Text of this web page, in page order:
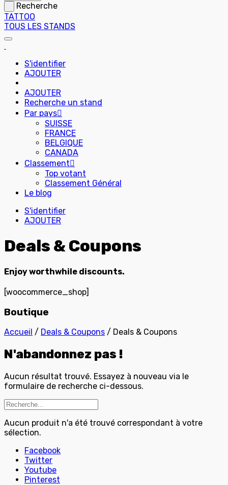
Recherche
TATTOO
TOUS LES STANDS
S'identifier
AJOUTER
AJOUTER
Recherche un stand
Par pays
SUISSE
FRANCE
BELGIQUE
CANADA
Classement
Top votant
Classement Général
Le blog
S'identifier
AJOUTER
Deals & Coupons
Enjoy worthwhile discounts.
[woocommerce_shop]
Boutique
Accueil / Deals & Coupons / Deals & Coupons
N'abandonnez pas !
Aucun résultat trouvé. Essayez à nouveau via le
formulaire de recherche ci-dessous.
Aucun produit n'a été trouvé correspondant à votre
sélection.
Facebook
Twitter
Youtube
Pinterest